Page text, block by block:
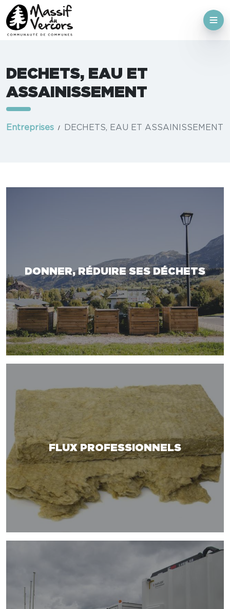
DECHETS, EAU ET
ASSAINISSEMENT
Entreprises DECHETS, EAU ET ASSAINISSEMENT
DONNER, RÉDUIRE SES DÉCHETS
FLUX PROFESSIONNELS